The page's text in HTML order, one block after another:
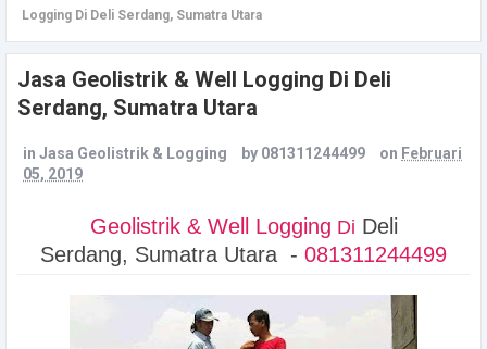
Logging Di Deli Serdang, Sumatra Utara
Jasa Geolistrik & Well Logging Di Deli
Serdang, Sumatra Utara
in Jasa Geolistrik & Logging by 081311244499 on Februari
05, 2019
Geolistrik & Well Logging Di Deli
Serdang, Sumatra Utara - 081311244499